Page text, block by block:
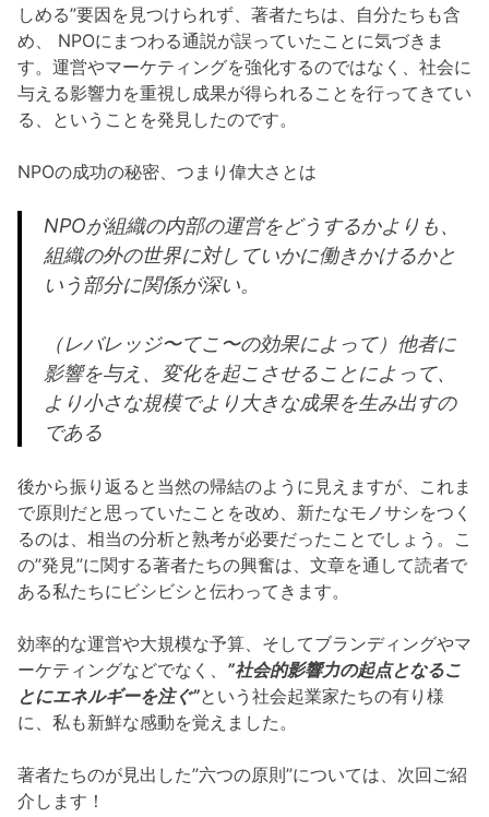
しめる”要因を見つけられず、著者たちは、自分たちも含
め、 NPOにまつわる通説が誤っていたことに気づきま
す。運営やマーケティングを強化するのではなく、社会に
与える影響力を重視し成果が得られることを行ってきてい
る、ということを発見したのです。
NPOの成功の秘密、つまり偉大さとは
NPOが組織の内部の運営をどうするかよりも、
組織の外の世界に対していかに働きかけるかと
いう部分に関係が深い。
（レバレッジ〜てこ〜の効果によって）他者に
影響を与え、変化を起こさせることによって、
より小さな規模でより大きな成果を生み出すの
である
後から振り返ると当然の帰結のように見えますが、これま
で原則だと思っていたことを改め、新たなモノサシをつく
るのは、相当の分析と熟考が必要だったことでしょう。こ
の”発見”に関する著者たちの興奮は、文章を通して読者で
ある私たちにビシビシと伝わってきます。
効率的な運営や大規模な予算、そしてブランディングやマ
ーケティングなどでなく、 ”社会的影響力の起点となるこ
とにエネルギーを注ぐ”という社会起業家たちの有り様
に、私も新鮮な感動を覚えました。
著者たちのが見出した”六つの原則”については、次回ご紹
介します！